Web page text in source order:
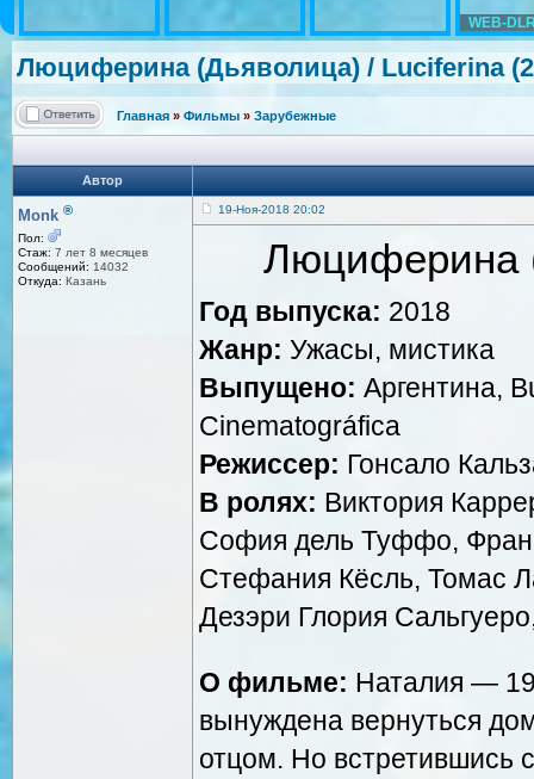
WEB-
Люциферина (Дьяволица) / Luciferina
Главная » Фильмы » Зарубежные
Автор
Monk ®
Пол:
Стаж: 7 лет 8 месяцев
Сообщений: 14032
Откуда: Казань
19-Ноя-2018 20:02
Люциферина
Год выпуска: 2018
Жанр: Ужасы, мистика
Выпущено: Аргентина,
Cinematográfica
Режиссер: Гонсало
В ролях: Виктория
София дель Туффо,
Стефания Кёсль, Томас
Дезэри Глория
О фильме: Наталия —
вынуждена вернуться
отцом. Но встретившись